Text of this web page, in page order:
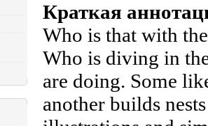
Краткая
Who is that with
Who is diving in
are doing. Some
another builds